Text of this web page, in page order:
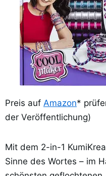
Preis auf Amazon*
der Veröffentlichung)
Mit dem 2-in-1
Sinne des Wortes – im